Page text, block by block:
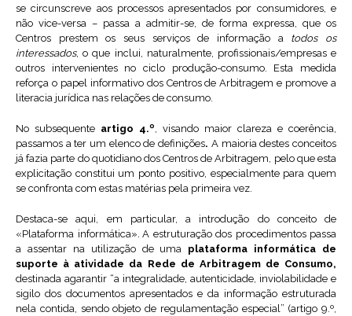
se circunscreve aos processos apresentados por consumidores, e
não vice-versa – passa a admitir-se, de forma expressa, que os
Centros prestem os seus serviços de informação a todos os
interessados, o que inclui, naturalmente, profissionais/empresas e
outros intervenientes no ciclo produção-consumo. Esta medida
reforça o papel informativo dos Centros de Arbitragem e promove a
literacia jurídica nas relações de consumo.
No subsequente artigo 4.º, visando maior clareza e coerência,
passamos a ter um elenco de definições. A maioria destes conceitos
já fazia parte do quotidiano dos Centros de Arbitragem, pelo que esta
explicitação constitui um ponto positivo, especialmente para quem
se confronta com estas matérias pela primeira vez.
Destaca-se aqui, em particular, a introdução do conceito de
«Plataforma informática». A estruturação dos procedimentos passa
a assentar na utilização de uma plataforma informática de
suporte à atividade da Rede de Arbitragem de Consumo,
destinada agarantir “a integralidade, autenticidade, inviolabilidade e
sigilo dos documentos apresentados e da informação estruturada
nela contida, sendo objeto de regulamentação especial” (artigo 9.º,